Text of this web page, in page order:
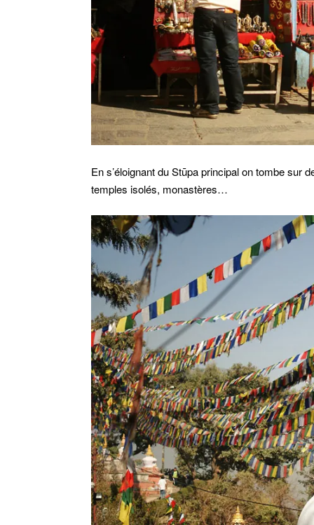
En s’éloignant du Stūpa principal on tombe sur
temples isolés, monastères…